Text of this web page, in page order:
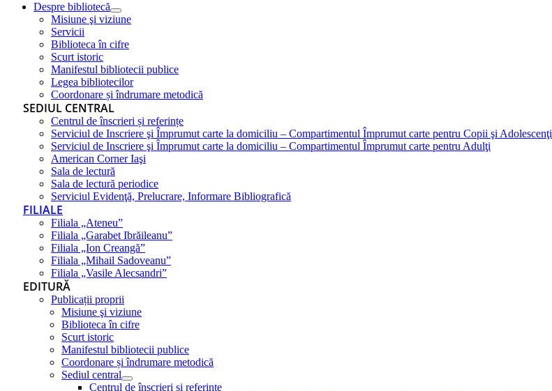
Despre bibliotecă
Misiune şi viziune
Servicii
Biblioteca în cifre
Scurt istoric
Manifestul bibliotecii publice
Legea bibliotecilor
Coordonare și îndrumare metodică
SEDIUL CENTRAL
Centrul de înscrieri și referințe
Serviciul de Inscriere şi Împrumut carte la domiciliu – Compartimentul Împrumut carte pentru Copii şi Adolescenţi
Serviciul de Inscriere şi Împrumut carte la domiciliu – Compartimentul Împrumut carte pentru Adulţi
American Corner Iaşi
Sala de lectură
Sala de lectură periodice
Serviciul Evidenţă, Prelucrare, Informare Bibliografică
FILIALE
Filiala „Ateneu”
Filiala „Garabet Ibrăileanu”
Filiala „Ion Creangă”
Filiala „Mihail Sadoveanu”
Filiala „Vasile Alecsandri”
EDITURĂ
Publicații proprii
Misiune şi viziune
Biblioteca în cifre
Scurt istoric
Manifestul bibliotecii publice
Coordonare și îndrumare metodică
Sediul central
Centrul de înscrieri și referințe